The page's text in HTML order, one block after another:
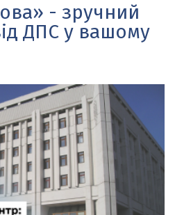
- зручний
ДПС у вашому